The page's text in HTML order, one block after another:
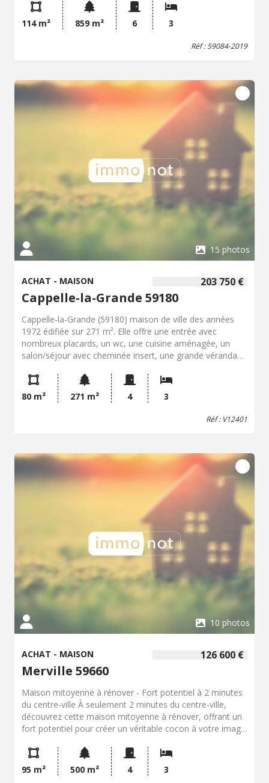
chauffage central au gaz de ville ; Entrée par portail
motorisé, garage de 32 m² avec porte motorisé, atelier-
chaufferie ; Jardin clos et arboré, abri de jardin, sans vis à
vis. Maison en bon état général. Situation en bordure de
114 m² 859 m² 6 3
Réf : 59084-2019
15 photos
203 750 €
ACHAT - MAISON
Cappelle-la-Grande 59180
Cappelle-la-Grande (59180) maison de ville des années
1972 édifiée sur 271 m². Elle offre une entrée avec
nombreux placards, un wc, une cuisine aménagée, un
salon/séjour avec cheminée insert, une grande véranda
3 chambres, une salle d'eau. Le plus un garage avec porte
électrique, possibilité une place de parking. PVC/DV,
chauffage gaz. La commune de Cappelle-la-Grande
localisation permet de bénéficier des équipements de la
ville et des déplacements vers les secteurs environnants.
Pour plus de renseignement ou visite, n'hésitez pas à
nous contacter ! Les informations sur les risques auxquels
le bien est exposé sont disponibles sur le site Géorisques :
80 m² 271 m² 4 3
Réf : V12401
10 photos
126 600 €
ACHAT - MAISON
Merville 59660
Maison mitoyenne à rénover - Fort potentiel à 2 minutes
du centre-ville À seulement 2 minutes du centre-ville,
découvrez cette maison mitoyenne à rénover, offrant un
fort potentiel pour créer un véritable cocon à votre image.
agréable espace de vie et bénéficie d'un magnifique
jardin, idéal pour profiter des beaux jours en famille ou
entre amis. Des travaux de rénovation et de confort sont
95 m² 500 m² 4 3